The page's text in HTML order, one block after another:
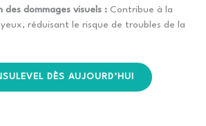
des dommages visuels : Contribue à la
réduisant le risque de troubles de la
DÈS AUJOURD’HUI